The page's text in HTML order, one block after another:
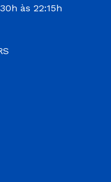
às 22:15h